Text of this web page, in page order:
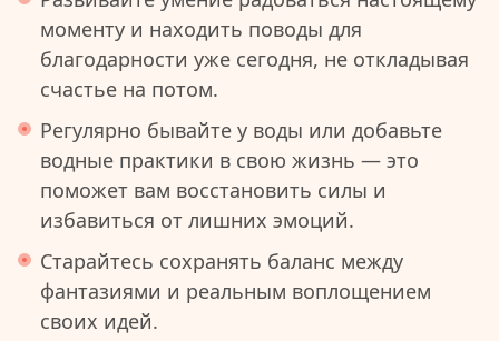
моменту и находить поводы для
благодарности уже сегодня, не откладывая
счастье на потом.
Регулярно бывайте у воды или добавьте
водные практики в свою жизнь — это
поможет вам восстановить силы и
избавиться от лишних эмоций.
Старайтесь сохранять баланс между
фантазиями и реальным воплощением
своих идей.